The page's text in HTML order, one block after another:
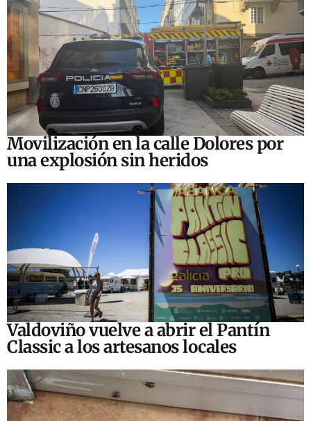
Movilización en la calle Dolores por
una explosión sin heridos
Valdoviño vuelve a abrir el Pantín
Classic a los artesanos locales